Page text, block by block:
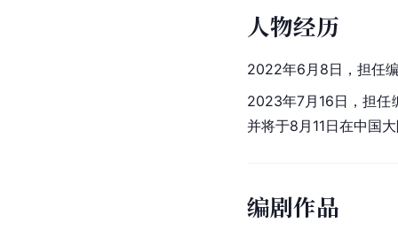
人物经历
2022年6月8日，担任
2023年7月16日，担任
并将于8月11日在中国
编剧作品